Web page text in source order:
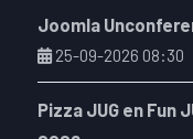
Joomla
25-09-2026 08:30
Pizza JUG en Fun